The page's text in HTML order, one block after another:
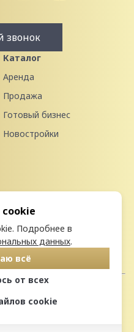
звонок
Каталог
Аренда
Продажа
Готовый бизнес
Новостройки
Подробнее в
данных.
всё
от всех
cookie